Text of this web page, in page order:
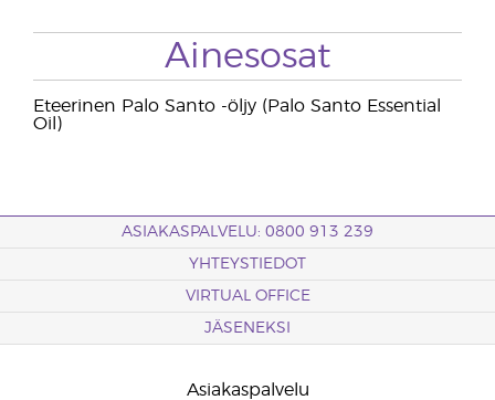
Ainesosat
Eteerinen Palo Santo -öljy (Palo Santo Essential
Oil)
ASIAKASPALVELU: 0800 913 239
YHTEYSTIEDOT
VIRTUAL OFFICE
JÄSENEKSI
Asiakaspalvelu